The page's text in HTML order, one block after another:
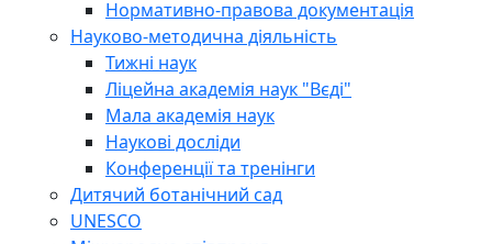
Нормативно-правова документація
Науково-методична діяльність
Тижні наук
Ліцейна академія наук "Вєді"
Мала академія наук
Наукові досліди
Конференції та тренінги
Дитячий ботанічний сад
UNESCO